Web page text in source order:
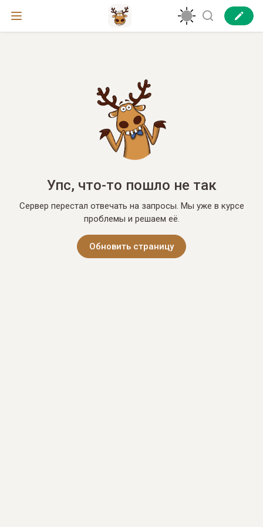
Упс, что-то пошло не так
Сервер перестал отвечать на запросы. Мы уже в курсе
проблемы и решаем её.
Обновить страницу